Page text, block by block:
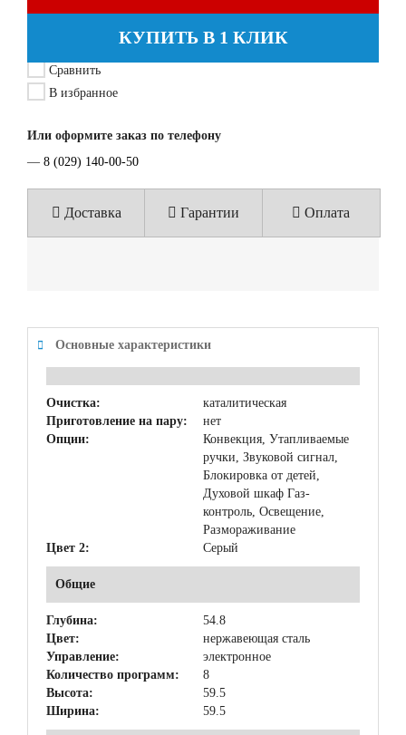
КУПИТЬ В 1 КЛИК
Сравнить
В избранное
Или оформите заказ по телефону
— 8 (029) 140-00-50
Доставка Гарантии Оплата
Основные характеристики
Очистка:
каталитическая
Приготовление на пару:
нет
Опции:
Конвекция, Утапливаемые
ручки, Звуковой сигнал,
Блокировка от детей,
Духовой шкаф Газ-
контроль, Освещение,
Размораживание
Цвет 2:
Серый
Общие
Глубина:
54.8
Цвет:
нержавеющая сталь
Управление:
электронное
Количество программ:
8
Высота:
59.5
Ширина:
59.5